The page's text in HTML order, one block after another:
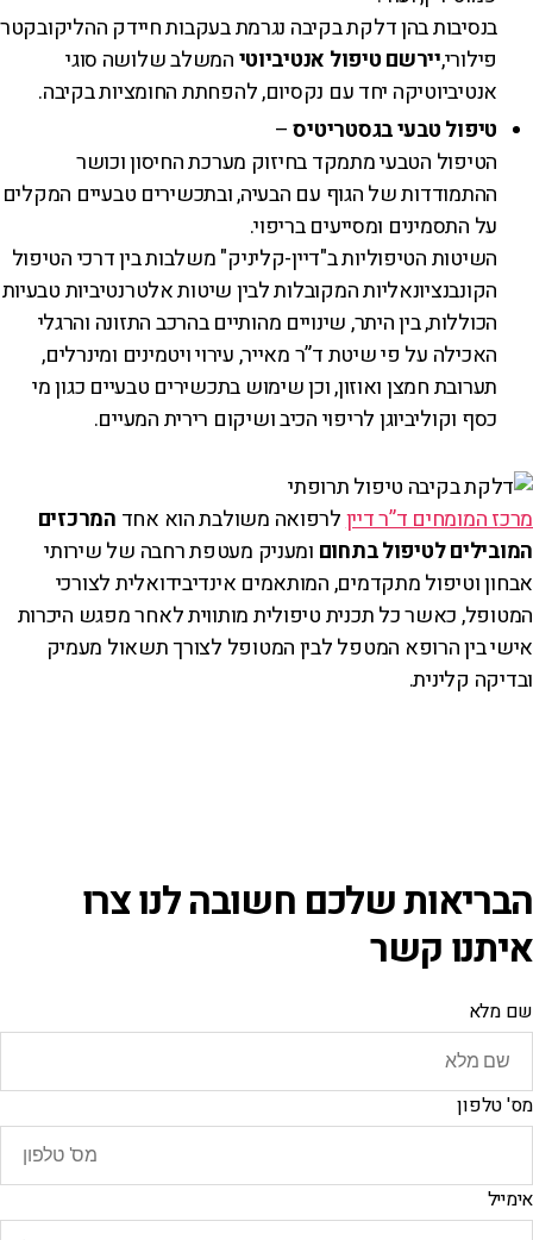
בנסיבות בהן דלקת בקיבה נגרמת בעקבות חיידק ההליקובקטר
פילורי,יירשם טיפול אנטיביוטיהמשלב שלושה סוגי
אנטיביוטיקה יחד עם נקסיום, להפחתת החומציות בקיבה.
טיפול טבעי בגסטריטיס–
הטיפול הטבעי מתמקד בחיזוק מערכת החיסון וכושר
ההתמודדות של הגוף עם הבעיה, ובתכשירים טבעיים המקלים
על התסמינים ומסייעים בריפוי.
השיטות הטיפוליות ב"דיין-קליניק" משלבות בין דרכי הטיפול
הקונבנציונאליות המקובלות לבין שיטות אלטרנטיביות טבעיות
הכוללות, בין היתר, שינויים מהותיים בהרכב התזונה והרגלי
האכילה על פי שיטת ד”ר מאייר, עירוי ויטמינים ומינרלים,
תערובת חמצן ואוזון, וכן שימוש בתכשירים טבעיים כגון מי
כסף וקוליביוגן לריפוי הכיב ושיקום רירית המעיים.
מרכז המומחים ד”ר דייןלרפואה משולבת הוא אחד המרכזים
המובילים לטיפול בתחום ומעניק מעטפת רחבה של שירותי
אבחון וטיפול מתקדמים, המותאמים אינדיבידואלית לצורכי
המטופל, כאשר כל תכנית טיפולית מותווית לאחר מפגש היכרות
אישי בין הרופא המטפל לבין המטופל לצורך תשאול מעמיק
ובדיקה קלינית.
הבריאות שלכם חשובה לנו צרו
איתנו קשר
שם מלא
מס' טלפון
אימייל